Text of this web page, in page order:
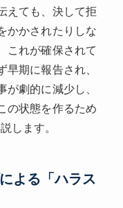
えても、決して拒
かかされたりしな
これが確保されて
期に報告され、
劇的に減少し、
の状態を作るため
します。
よる「ハラス